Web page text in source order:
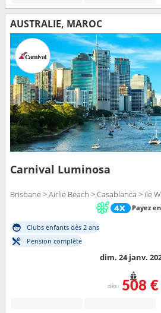
AUSTRALIE, MAROC
Carnival Luminosa
Brisbane > Airlie Beach > Casablanca > ile
Payez
Clubs enfants dès 2 ans
Pension complète
dim. 24 janv.
dès 508 €